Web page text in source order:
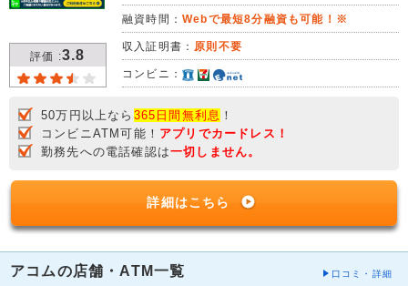
評価 :3.8
融資時間： Webで最短8分融資も可能！※
収入証明書： 原則不要
コンビニ：
50万円以上なら 365日間無利息 ！
コンビニATM可能！ アプリでカードレス！
勤務先への電話確認は一切しません。
詳細はこちら
アコムの店舗・ATM一覧 口コミ・詳細